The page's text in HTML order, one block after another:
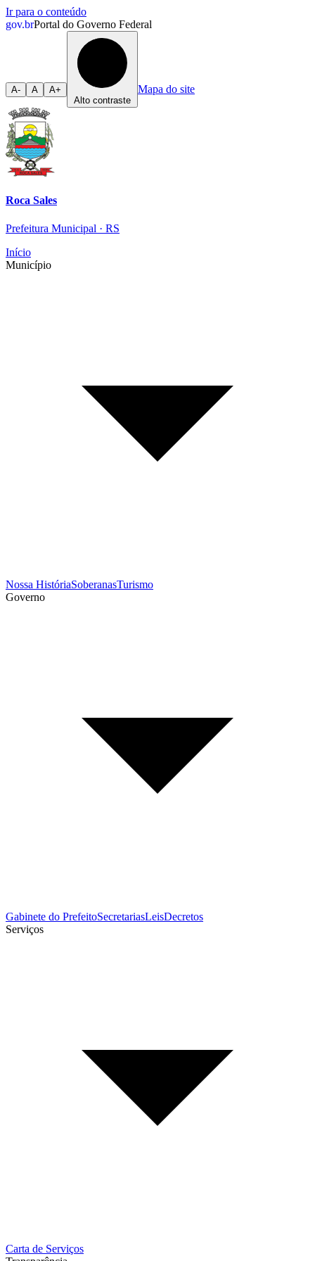
Ir para o conteúdo
gov.brPortal do Governo Federal
A- A
A+
Alto contraste
Mapa do site
Roca Sales
Prefeitura Municipal · RS
Início
Município
Nossa HistóriaSoberanasTurismo
Governo
Gabinete do PrefeitoSecretariasLeisDecretos
Serviços
Carta de Serviços